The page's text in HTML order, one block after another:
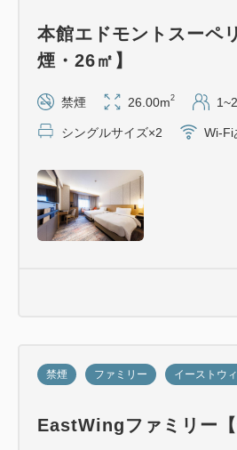
リースキンケアブランド「
メニティ付き
（お1人様1滞在1セット）（シ
ョナー・ボディウォッシュ・ボ
・バスソルト（1室1滞在あたり
・ホテルオリジナルお散歩コー
■東京大神宮×ホテルメトロポリ
東京大神宮のお守りの中でも人
した。
“幸福が訪れる”という花言葉を
フの収納袋に大事な御朱印帳を
楽しんだり、また小物や手帳を
本館エドモントスーペ
煙・26㎡】
禁煙 26.00m2
シングルサイズ×2 Wi-Fi
禁煙 ファミリー イーストウ
EastWingファミリー【